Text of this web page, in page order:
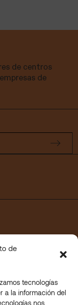
de
tecnologías
a la información del
nos
de centros
de